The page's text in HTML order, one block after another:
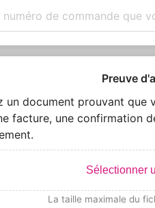
Preuve
un document prouvant que
facture, une confirmation
Sélectionner
La taille maximale du